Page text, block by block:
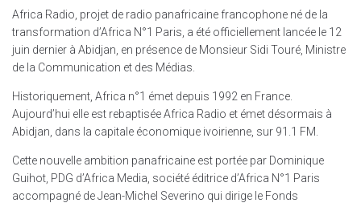
Africa Radio, projet de radio panafricaine francophone né de la
transformation d’Africa N°1 Paris, a été officiellement lancée le 12
juin dernier à Abidjan, en présence de Monsieur Sidi Touré, Ministre
de la Communication et des Médias.
Historiquement, Africa n°1 émet depuis 1992 en France.
Aujourd’hui elle est rebaptisée Africa Radio et émet désormais à
Abidjan, dans la capitale économique ivoirienne, sur 91.1 FM.
Cette nouvelle ambition panafricaine est portée par Dominique
Guihot, PDG d’Africa Media, société éditrice d’Africa N°1 Paris
accompagné de Jean-Michel Severino qui dirige le Fonds